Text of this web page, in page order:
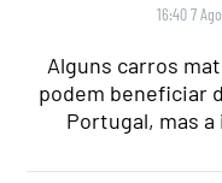
16:40 7
Alguns carros
podem beneficiar
Portugal, mas